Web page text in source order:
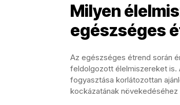
Milyen
egészséges
Az egészséges étrend során
feldolgozott élelmiszereket
fogyasztása korlátozottan
kockázatának növekedéséhez